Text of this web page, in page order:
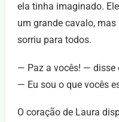
ela tinha imaginado.
um grande cavalo,
sorriu para todos.
— Paz a vocês! — disse
— Eu sou o que vocês
O coração de Laura